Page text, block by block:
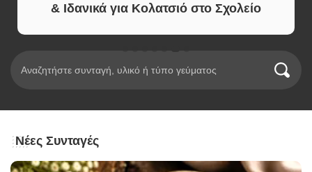
& Ιδανικά για Κολατσιό στο Σχολείο
Νέες Συνταγές